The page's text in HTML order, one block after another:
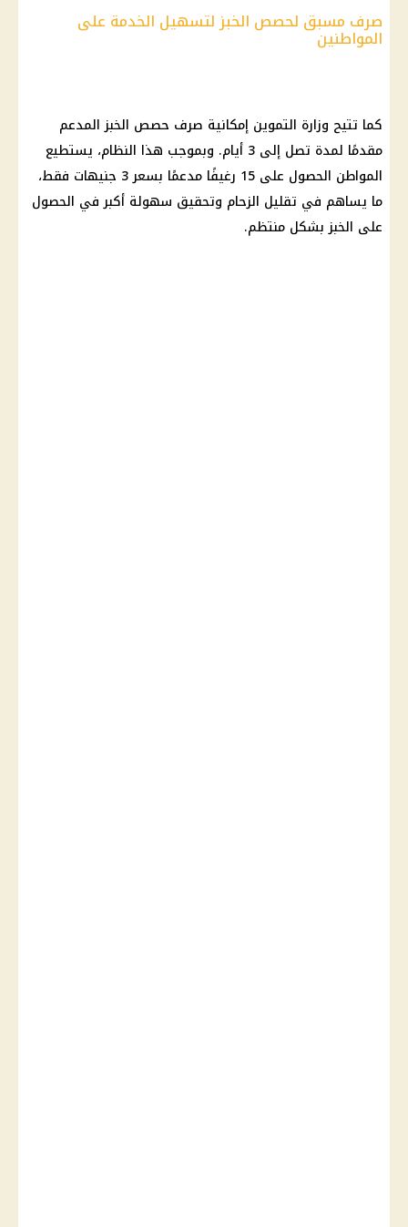
صرف مسبق لحصص الخبز لتسهيل الخدمة على
المواطنين
كما تتيح وزارة التموين إمكانية صرف حصص الخبز المدعم
مقدمًا لمدة تصل إلى 3 أيام. وبموجب هذا النظام، يستطيع
المواطن الحصول على 15 رغيفًا مدعمًا بسعر 3 جنيهات فقط،
ما يساهم في تقليل الزحام وتحقيق سهولة أكبر في الحصول
على الخبز بشكل منتظم.